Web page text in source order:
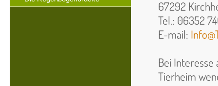
67292
Tel.: 06352
E-mail:
Bei Interesse
Tierheim